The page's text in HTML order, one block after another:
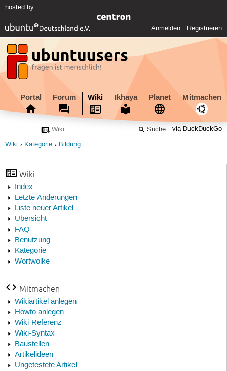
hosted by
Anmelden Registrieren
Portal Forum Wiki Ikhaya Planet Mitmachen
via DuckDuckGo
Wiki Kategorie Bildung
Wiki
Index
Letzte Änderungen
Liste neuer Artikel
Übersicht
FAQ
Benutzung
Kategorie
Wortwolke
Mitmachen
Wikiartikel anlegen
Howto anlegen
Wiki-Referenz
Wiki-Syntax
Baustellen
Artikelideen
Ungetestete Artikel